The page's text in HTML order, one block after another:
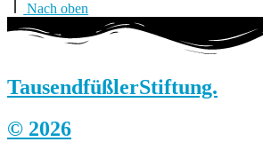
Nach oben
TausendfüßlerStiftung.
© 2026